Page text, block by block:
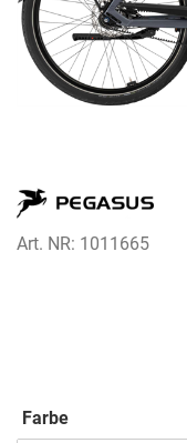
Art. NR: 1011665
Farbe